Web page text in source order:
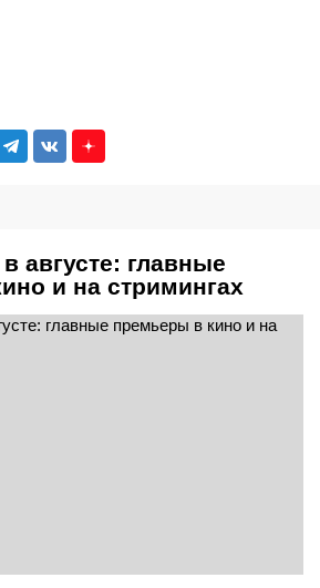
августе: главные
и на стримингах